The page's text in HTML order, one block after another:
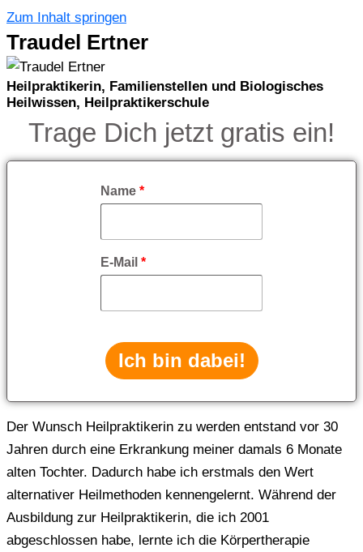
Zum Inhalt springen
Traudel Ertner
Heilpraktikerin, Familienstellen und Biologisches
Heilwissen, Heilpraktikerschule
Trage Dich jetzt gratis ein!
Name *
E-Mail *
Ich bin dabei!
Der Wunsch Heilpraktikerin zu werden entstand vor 30
Jahren durch eine Erkrankung meiner damals 6 Monate
alten Tochter. Dadurch habe ich erstmals den Wert
alternativer Heilmethoden kennengelernt. Während der
Ausbildung zur Heilpraktikerin, die ich 2001
abgeschlossen habe, lernte ich die Körpertherapie